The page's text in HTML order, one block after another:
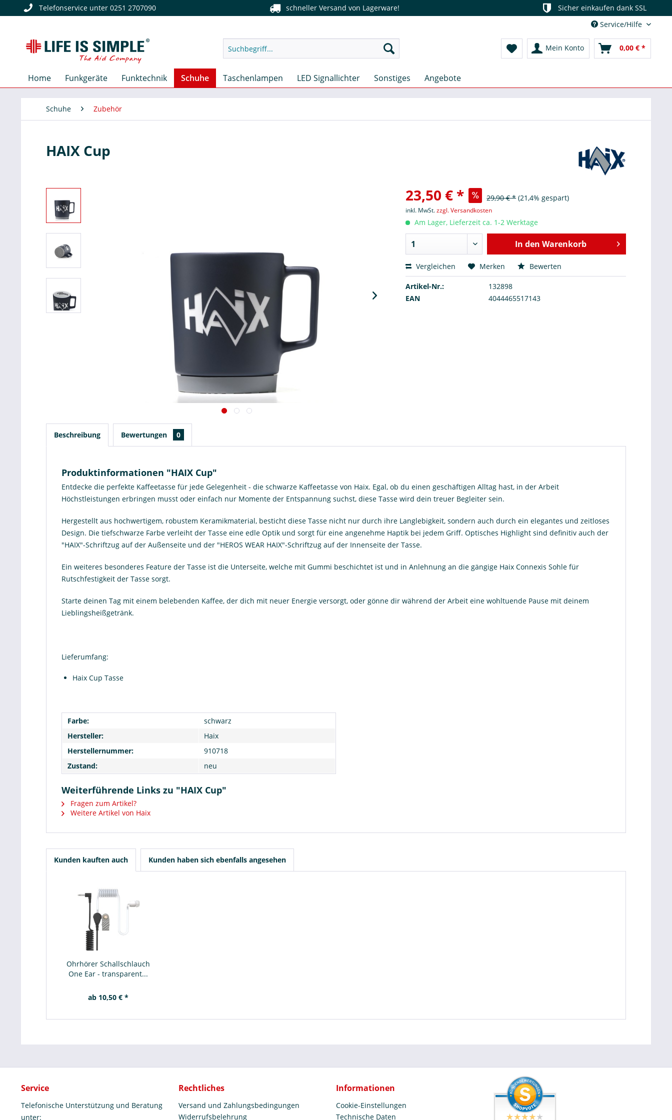
Telefonservice unter 0251 2707090 schneller Versand von Lagerware!
Sicher einkaufen dank SSL
Service/Hilfe
Mein Konto 0,00 € *
Home Funkgeräte Funktechnik Schuhe Taschenlampen LED Signallichter Sonstiges Angebote
Schuhe Zubehör
HAIX Cup
23,50 € * 29,90 € * (21,4% gespart)
inkl. MwSt.zzgl. Versandkosten
Am Lager, Lieferzeit ca. 1-2 Werktage
In den Warenkorb
Vergleichen Merken Bewerten
Artikel-Nr.:
132898
EAN
4044465517143
Beschreibung Bewertungen 0
Produktinformationen "HAIX Cup"
Entdecke die perfekte Kaffeetasse für jede Gelegenheit - die schwarze Kaffeetasse von Haix. Egal, ob du einen geschäftigen Alltag hast, in der Arbeit
Höchstleistungen erbringen musst oder einfach nur Momente der Entspannung suchst, diese Tasse wird dein treuer Begleiter sein.
Hergestellt aus hochwertigem, robustem Keramikmaterial, besticht diese Tasse nicht nur durch ihre Langlebigkeit, sondern auch durch ein elegantes und zeitloses
Design. Die tiefschwarze Farbe verleiht der Tasse eine edle Optik und sorgt für eine angenehme Haptik bei jedem Griff. Optisches Highlight sind definitiv auch der
"HAIX"-Schriftzug auf der Außenseite und der "HEROS WEAR HAIX"-Schriftzug auf der Innenseite der Tasse.
Ein weiteres besonderes Feature der Tasse ist die Unterseite, welche mit Gummi beschichtet ist und in Anlehnung an die gängige Haix Connexis Sohle für
Rutschfestigkeit der Tasse sorgt.
Starte deinen Tag mit einem belebenden Kaffee, der dich mit neuer Energie versorgt, oder gönne dir während der Arbeit eine wohltuende Pause mit deinem
Lieblingsheißgetränk.
Lieferumfang:
Haix Cup Tasse
Farbe:
schwarz
Hersteller:
Haix
Herstellernummer:
910718
Zustand:
neu
Weiterführende Links zu "HAIX Cup"
Fragen zum Artikel?
Weitere Artikel von Haix
Kunden kauften auch Kunden haben sich ebenfalls angesehen
Ohrhörer Schallschlauch
One Ear - transparent...
ab 10,50 € *
Service
Telefonische Unterstützung und Beratung
unter:
Rechtliches
Versand und Zahlungsbedingungen
Widerrufsbelehrung
Informationen
Cookie-Einstellungen
Technische Daten